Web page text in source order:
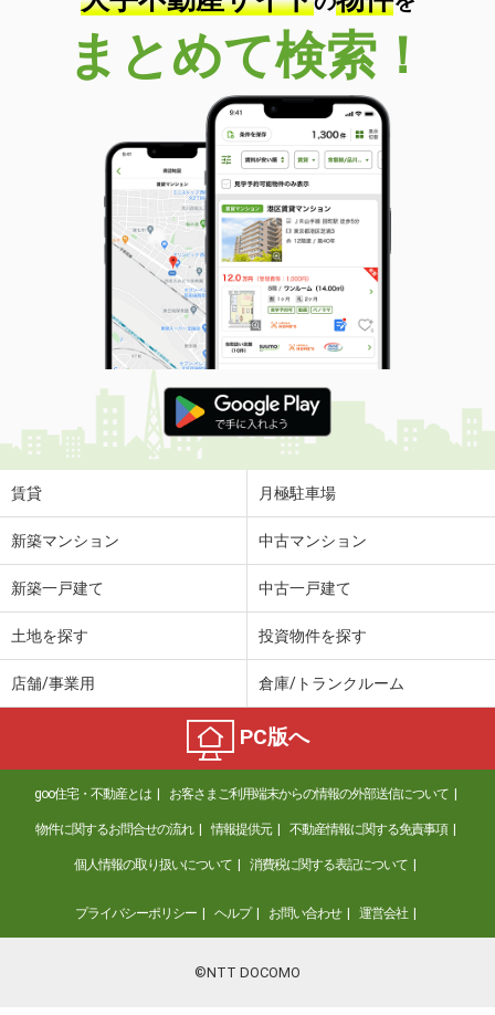
まとめて検索！
賃貸 月極駐車場
新築マンション 中古マンション
新築一戸建て 中古一戸建て
土地を探す 投資物件を探す
店舗/事業用 倉庫/トランクルーム
PC版へ
goo住宅・不動産とは お客さまご利用端末からの情報の外部送信について
物件に関するお問合せの流れ 情報提供元 不動産情報に関する免責事項
個人情報の取り扱いについて 消費税に関する表記について
プライバシーポリシー ヘルプ お問い合わせ 運営会社
©NTT DOCOMO